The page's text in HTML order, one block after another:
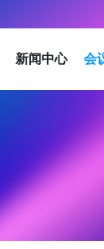
新闻中心 会